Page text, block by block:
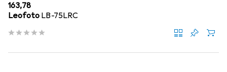
EUR
163,78
Leofoto LB-75LRC